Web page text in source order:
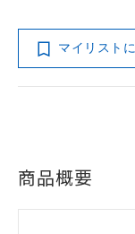
マイリスト
商品概要